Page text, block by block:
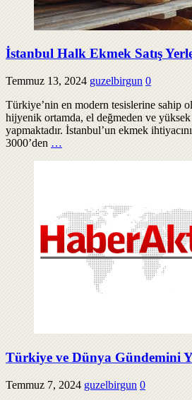
İstanbul Halk Ekmek Satış
Temmuz 13, 2024 guzelbirgun 0
Türkiye’nin en modern tesislerine sahip
hijyenik ortamda, el değmeden ve
yapmaktadır. İstanbul’un ekmek
3000’den …
Türkiye ve Dünya Gündemini
Temmuz 7, 2024 guzelbirgun 0